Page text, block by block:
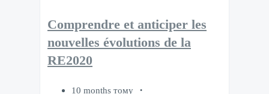
Comprendre et anticiper les
nouvelles évolutions de la
RE2020
10 months тому